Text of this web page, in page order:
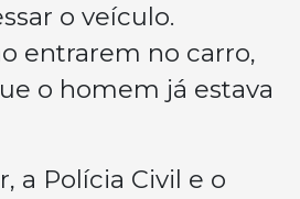
o veículo.
entrarem no carro,
o homem já estava
a Polícia Civil e o